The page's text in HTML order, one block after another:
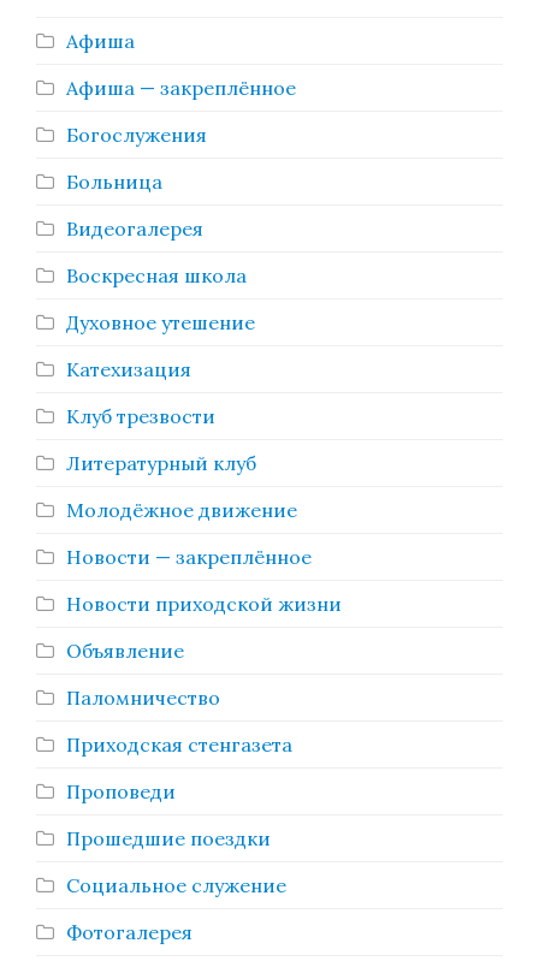
Афиша
Афиша — закреплённое
Богослужения
Больница
Видеогалерея
Воскресная школа
Духовное утешение
Катехизация
Клуб трезвости
Литературный клуб
Молодёжное движение
Новости — закреплённое
Новости приходской жизни
Объявление
Паломничество
Приходская стенгазета
Проповеди
Прошедшие поездки
Социальное служение
Фотогалерея